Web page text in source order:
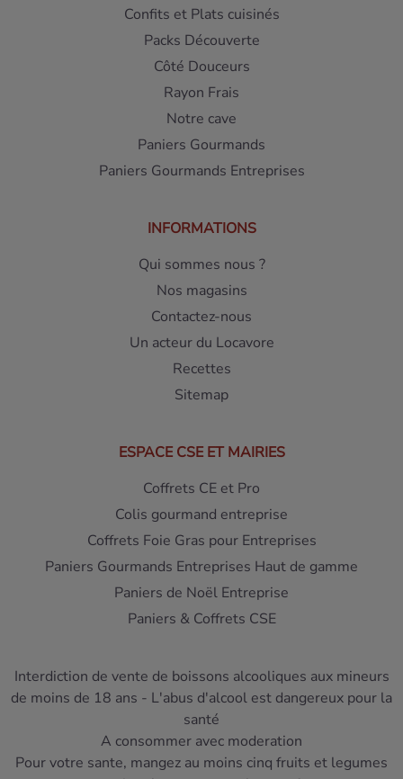
Confits et Plats cuisinés
Packs Découverte
Côté Douceurs
Rayon Frais
Notre cave
Paniers Gourmands
Paniers Gourmands Entreprises
INFORMATIONS
Qui sommes nous ?
Nos magasins
Contactez-nous
Un acteur du Locavore
Recettes
Sitemap
ESPACE CSE ET MAIRIES
Coffrets CE et Pro
Colis gourmand entreprise
Coffrets Foie Gras pour Entreprises
Paniers Gourmands Entreprises Haut de gamme
Paniers de Noël Entreprise
Paniers & Coffrets CSE
Interdiction de vente de boissons alcooliques aux mineurs
de moins de 18 ans - L'abus d'alcool est dangereux pour la
santé
A consommer avec moderation
Pour votre sante, mangez au moins cinq fruits et legumes